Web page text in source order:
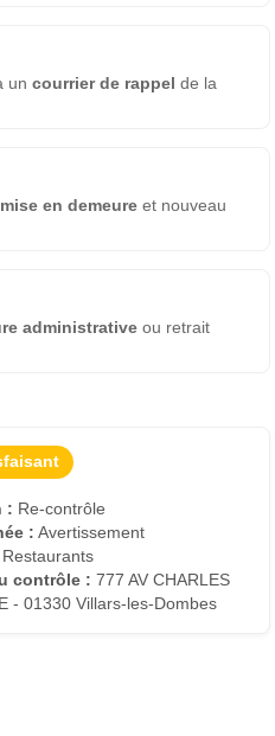
uncourrier de rappel de la
mise en demeure et nouveau
administrative ou retrait
: Re-contrôle
: Avertissement
Restaurants
contrôle : 777 AV CHARLES
- 01330 Villars-les-Dombes